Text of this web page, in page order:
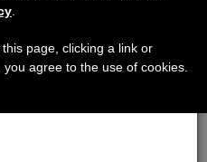
y también el
page, clicking a link or
agree to the use of cookies.